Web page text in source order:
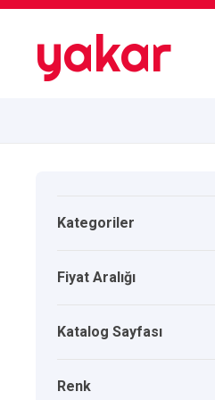
yakar
Kategoriler
Fiyat Aralığı
Katalog Sayfası
Renk